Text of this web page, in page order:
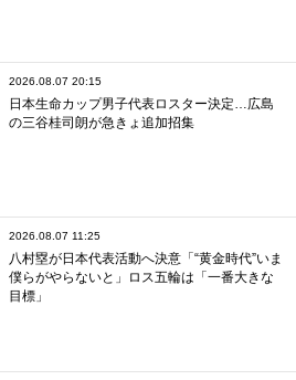
2026.08.07 20:15
日本生命カップ男子代表ロスター決定…広島
の三谷桂司朗が急きょ追加招集
2026.08.07 11:25
八村塁が日本代表活動へ決意「“黄金時代”いま
僕らがやらないと」ロス五輪は「一番大きな
目標」